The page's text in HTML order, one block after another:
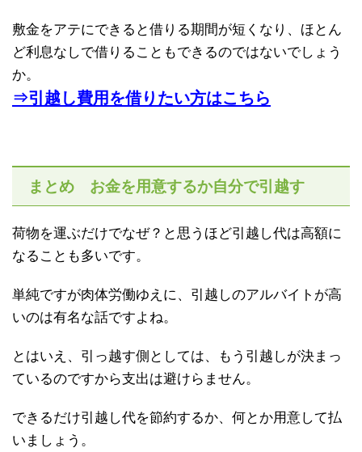
敷金をアテにできると借りる期間が短くなり、ほとん
ど利息なしで借りることもできるのではないでしょう
か。
⇒引越し費用を借りたい方はこちら
まとめ お金を用意するか自分で引越す
荷物を運ぶだけでなぜ？と思うほど引越し代は高額に
なることも多いです。
単純ですが肉体労働ゆえに、引越しのアルバイトが高
いのは有名な話ですよね。
とはいえ、引っ越す側としては、もう引越しが決まっ
ているのですから支出は避けらません。
できるだけ引越し代を節約するか、何とか用意して払
いましょう。